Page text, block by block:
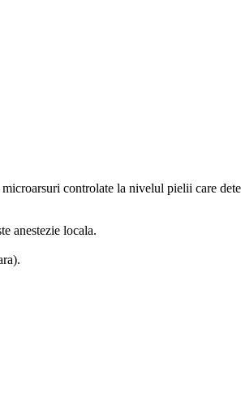
controlate la nivelul pielii care
anestezie locala.